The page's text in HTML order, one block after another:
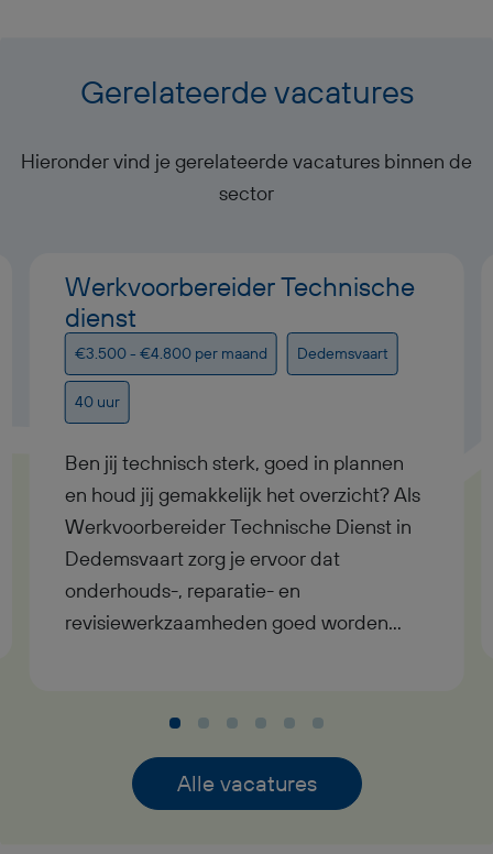
Gerelateerde vacatures
Hieronder vind je gerelateerde vacatures binnen de
sector
Werkvoorbereider Technische
dienst
€3.500 - €4.800 per maand Dedemsvaart
40 uur
Ben jij technisch sterk, goed in plannen
en houd jij gemakkelijk het overzicht? Als
Werkvoorbereider Technische Dienst in
Dedemsvaart zorg je ervoor dat
onderhouds-, reparatie- en
revisiewerkzaamheden goed worden
bruto per maand. In deze functie als
regel je de planning, materialen,
gereedschappen en technische
Alle vacatures